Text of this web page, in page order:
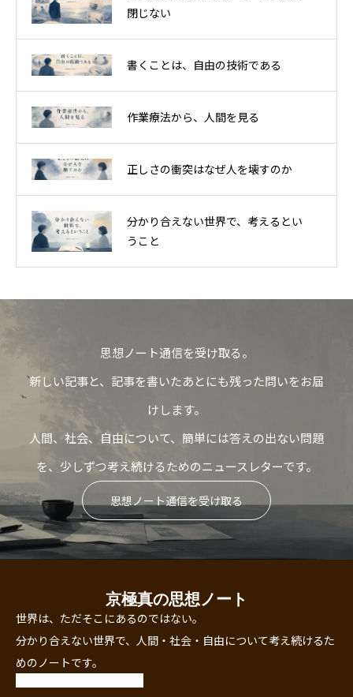
閉じない
書くことは、自由の技術である
作業療法から、人間を見る
正しさの衝突はなぜ人を壊すのか
分かり合えない世界で、考えるとい
うこと
思想ノート通信を受け取る。
新しい記事と、記事を書いたあとにも残った問いをお届
けします。
人間、社会、自由について、簡単には答えの出ない問題
を、少しずつ考え続けるためのニュースレターです。
思想ノート通信を受け取る
京極真の思想ノート
世界は、ただそこにあるのではない。
分かり合えない世界で、人間・社会・自由について考え続けるた
めのノートです。